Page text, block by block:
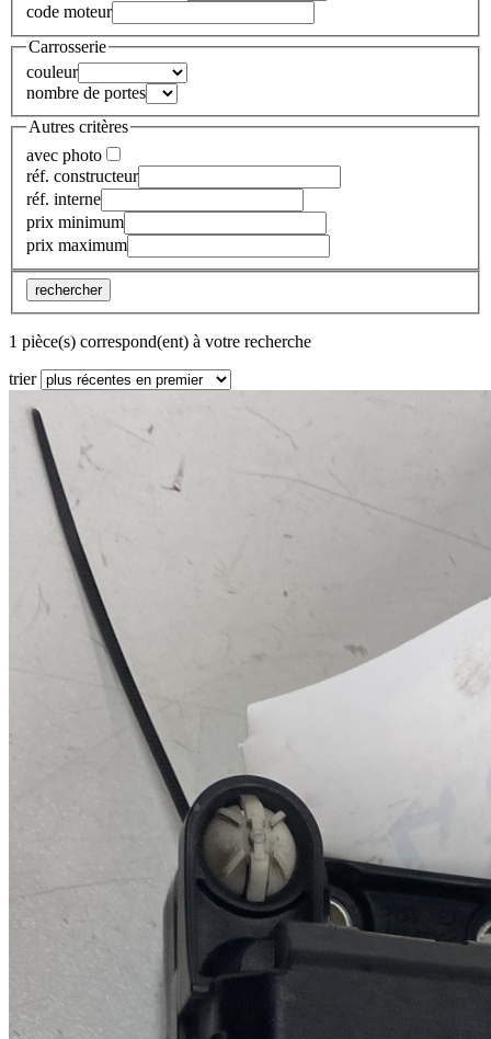
code moteur
Carrosserie
couleur
nombre de portes
Autres critères
avec photo
réf. constructeur
réf. interne
prix minimum
prix maximum
rechercher
1 pièce(s) correspond(ent) à votre recherche
trier